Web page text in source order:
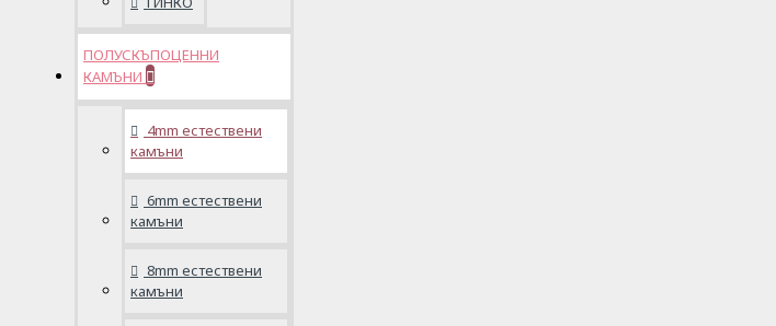
ПОЛУСКЪПОЦЕННИ
КАМЪНИ
4mm естествени
камъни
6mm естествени
камъни
8mm естествени
камъни